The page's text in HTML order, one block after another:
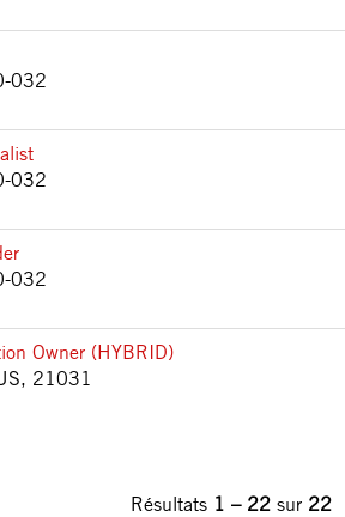
032
032
032
Owner (HYBRID)
21031
Résultats 1 – 22 sur 22